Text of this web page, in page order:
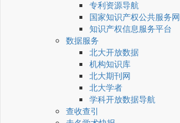
专利资源导航
国家知识产权公共服务网
知识产权信息服务平台
数据服务
北大开放数据
机构知识库
北大期刊网
北大学者
学科开放数据导航
查收查引